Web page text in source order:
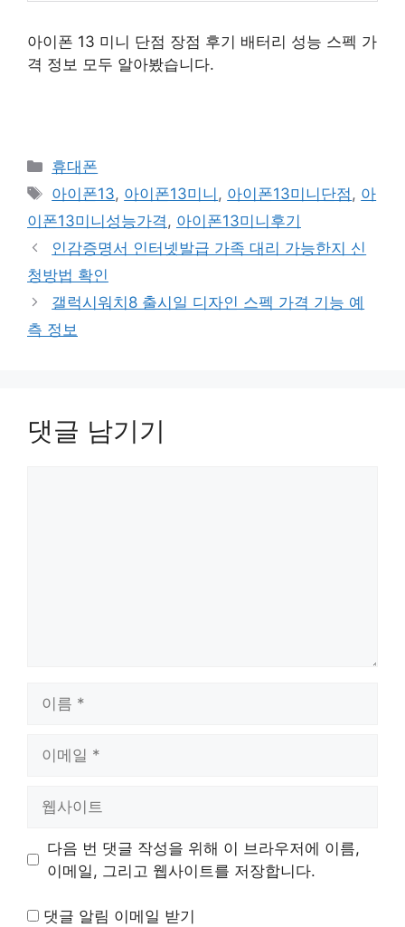
아이폰 13 미니 단점 장점 후기 배터리 성능 스펙 가
격 정보 모두 알아봤습니다.
카
테
고
리
휴대폰
태
그
아이폰13, 아이폰13미니 , 아이폰13미니단점 , 아
이폰13미니성능가격 , 아이폰13미니후기
인감증명서 인터넷발급 가족 대리 가능한지 신
청방법 확인
갤럭시워치8 출시일 디자인 스펙 가격 기능 예
측 정보
댓글 남기기
트
다음 번 댓글 작성을 위해 이 브라우저에 이름,
이메일, 그리고 웹사이트를 저장합니다.
댓글 알림 이메일 받기